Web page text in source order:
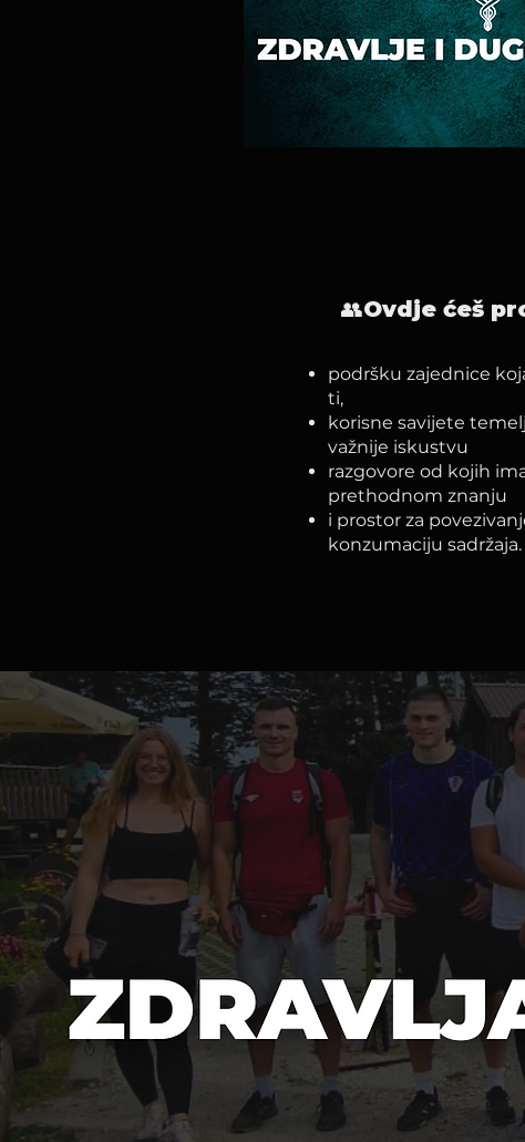
👥Ovdje ćeš
podršku zajednice
ti,
korisne savijete
važnije iskustvu
razgovore od kojih
prethodnom znanju
i prostor za
konzumaciju sadržaja.